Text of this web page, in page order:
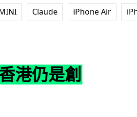
Claude iPhone Air
港仍是創